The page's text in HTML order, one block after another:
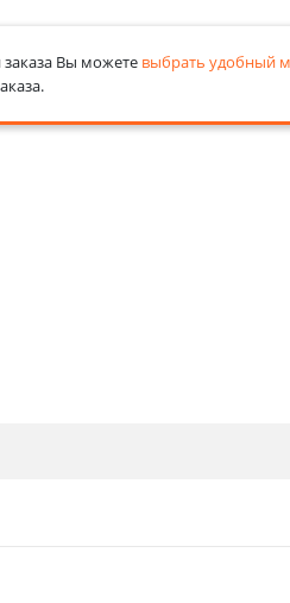
Вы можете выбрать удобный